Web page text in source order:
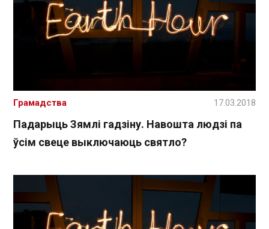
Падарыць Зямлі гадзіну. Навошта людзі па
ўсім свеце выключаюць святло?
Грамадства 17.03.2018